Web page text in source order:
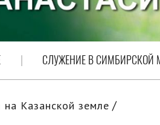
СЛУЖЕНИЕ В СИМБИРСКОЙ
Казанской земле